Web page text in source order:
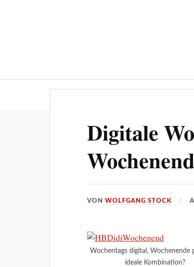
Digitale
VONWOLFGANG STOCK
Wochentags digital, Wochenende
ideale Kombination?